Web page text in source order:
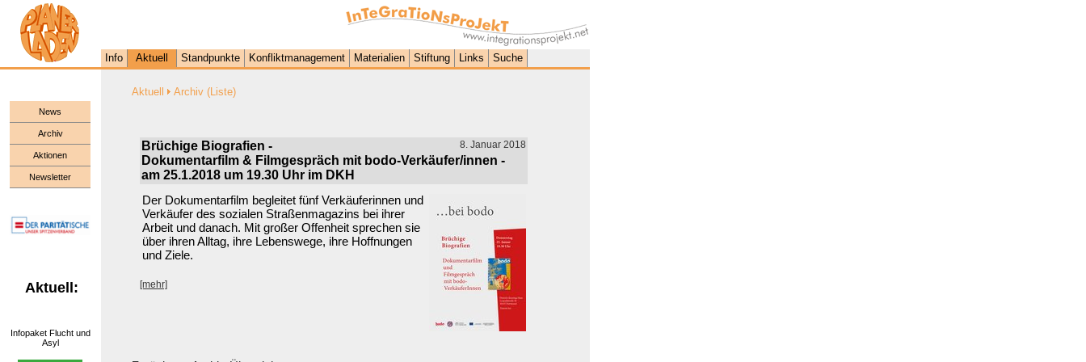
Info Aktuell Standpunkte Konfliktmanagement Materialien Stiftung Links Suche
News
Archiv
Aktionen
Newsletter
Aktuell:
Infopaket Flucht und
Asyl
Aktuell Archiv (Liste)
8. Januar 2018
Brüchige Biografien -
Dokumentarfilm & Filmgespräch mit bodo-Verkäufer/innen -
am 25.1.2018 um 19.30 Uhr im DKH
Der Dokumentarfilm begleitet fünf Verkäuferinnen und
Verkäufer des sozialen Straßenmagazins bei ihrer
Arbeit und danach. Mit großer Offenheit sprechen sie
über ihren Alltag, ihre Lebenswege, ihre Hoffnungen
und Ziele.
[mehr]